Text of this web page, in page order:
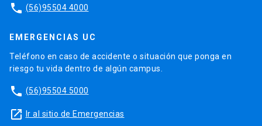
phone (56)95504 4000
EMERGENCIAS UC
Teléfono en caso de accidente o situación que ponga en
riesgo tu vida dentro de algún campus.
phone (56)95504 5000
launch Ir al sitio de Emergencias